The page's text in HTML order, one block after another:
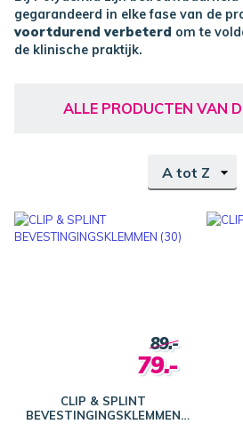
gegarandeerd in elke fase van de
voortdurend verbeterd om te
de klinische praktijk.
ALLE PRODUCTEN VAN
CLIP & SPLINT
BEVESTINGINGSKLEMMEN
89.-
79.-